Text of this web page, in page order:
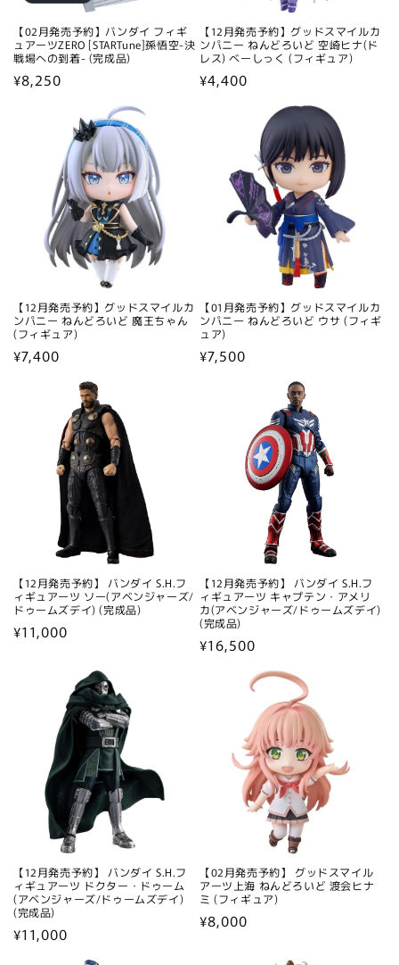
【02月発売予約】バンダイ フィギ
ュアーツZERO [STARTune]孫悟空-決
戦場への到着- (完成品)
通
¥8,250
【12月発売予約】グッドスマイルカ
ンパニー ねんどろいど 空崎ヒナ(ド
レス) べーしっく (フィギュア)
通
¥4,400
【12月発売予約】グッドスマイルカ
ンパニー ねんどろいど 魔王ちゃん
(フィギュア)
通
¥7,400
【01月発売予約】グッドスマイルカ
ンパニー ねんどろいど ウサ (フィギ
ュア)
通
¥7,500
【12月発売予約】 バンダイ S.H.フ
ィギュアーツ ソー(アベンジャーズ/
ドゥームズデイ) (完成品)
通
¥11,000
【12月発売予約】 バンダイ S.H.フ
ィギュアーツ キャプテン・アメリ
カ(アベンジャーズ/ドゥームズデイ)
(完成品)
通
¥16,500
【12月発売予約】 バンダイ S.H.フ
ィギュアーツ ドクター・ドゥーム
(アベンジャーズ/ドゥームズデイ)
(完成品)
通
¥11,000
【02月発売予約】 グッドスマイル
アーツ上海 ねんどろいど 渡会ヒナ
ミ (フィギュア)
通
¥8,000